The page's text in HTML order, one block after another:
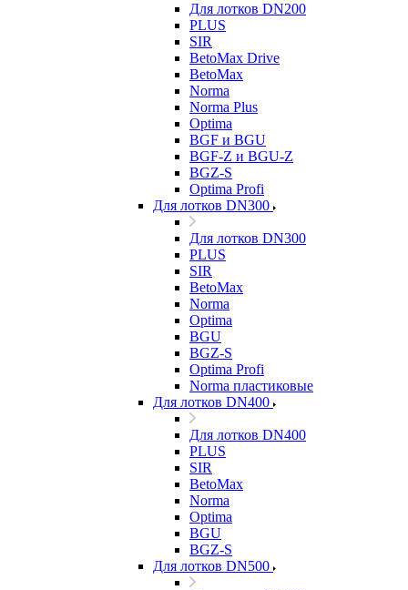
Для лотков DN200
PLUS
SIR
BetoMax Drive
BetoMax
Norma
Norma Plus
Optima
BGF и BGU
BGF-Z и BGU-Z
BGZ-S
Optima Profi
Для лотков DN300
Для лотков DN300
PLUS
SIR
BetoMax
Norma
Optima
BGU
BGZ-S
Optima Profi
Norma пластиковые
Для лотков DN400
Для лотков DN400
PLUS
SIR
BetoMax
Norma
Optima
BGU
BGZ-S
Для лотков DN500